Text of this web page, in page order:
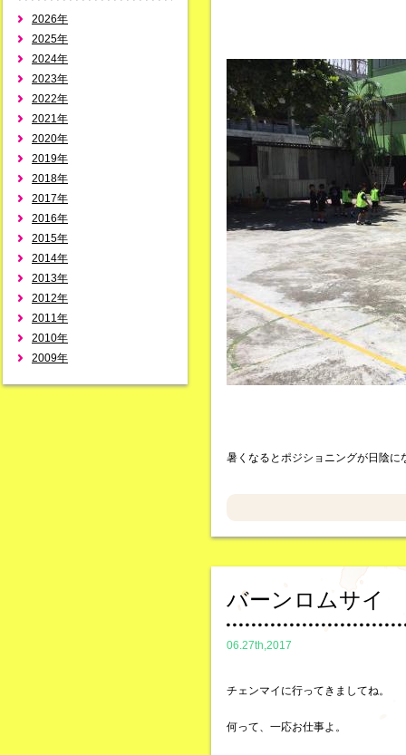
2026年
2025年
2024年
2023年
2022年
2021年
2020年
2019年
2018年
2017年
2016年
2015年
2014年
2013年
2012年
2011年
2010年
2009年
暑くなるとポジショニングが日陰に
バーンロムサイ
06.27th,2017
チェンマイに行ってきましてね。
何って、一応お仕事よ。